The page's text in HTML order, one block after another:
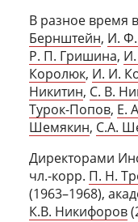
В разное время
Бернштейн, И. Ф.
Р. П. Гришина,
Королюк, И. И.
Никитин, С. В.
Турок-Попов, Е.
Шемякин, С.А.
Директорами
чл.-корр. П. Н.
(1963–1968),
К.В. Никифоров